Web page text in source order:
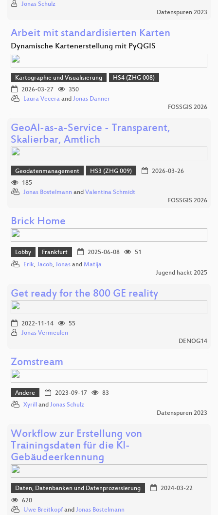
Jonas Schulz
Datenspuren 2023
Arbeit mit standardisierten Karten
Dynamische Kartenerstellung mit PyQGIS
Kartographie und Visualisierung
HS4 (ZHG 008)
2026-03-27
350
Laura Vecera and Jonas Danner
FOSSGIS 2026
GeoAI-as-a-Service - Transparent,
Skalierbar, Amtlich
Geodatenmanagement HS3 (ZHG 009)
2026-03-26
185
Jonas Bostelmann and Valentina Schmidt
FOSSGIS 2026
Brick Home
Lobby Frankfurt 2025-06-08
51
Erik, Jacob, Jonas and Matija
Jugend hackt 2025
Get ready for the 800 GE reality
2022-11-14
55
Jonas Vermeulen
DENOG14
Zomstream
Andere 2023-09-17
83
Xyrill and Jonas Schulz
Datenspuren 2023
Workflow zur Erstellung von
Trainingsdaten für die KI-
Gebäudeerkennung
Daten, Datenbanken und Datenprozessierung
2024-03-22
620
Uwe Breitkopf and Jonas Bostelmann